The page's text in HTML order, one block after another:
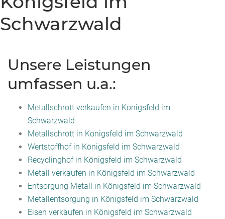
Schwarzwald
Unsere Leistungen
umfassen u.a.:
Metallschrott verkaufen in Königsfeld im
Schwarzwald
Metallschrott in Königsfeld im Schwarzwald
Wertstoffhof in Königsfeld im Schwarzwald
Recyclinghof in Königsfeld im Schwarzwald
Metall verkaufen in Königsfeld im Schwarzwald
Entsorgung Metall in Königsfeld im Schwarzwald
Metallentsorgung in Königsfeld im Schwarzwald
Eisen verkaufen in Königsfeld im Schwarzwald